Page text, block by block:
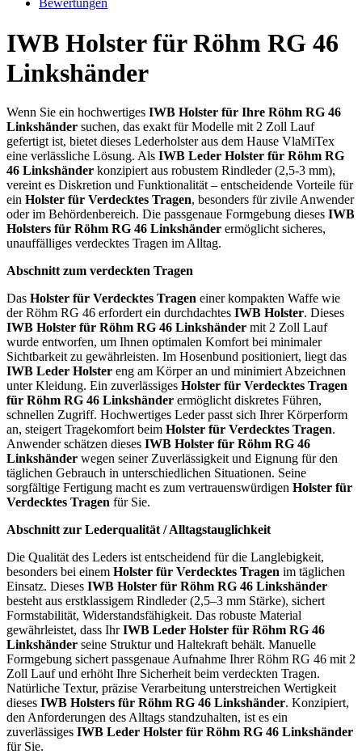
Bewertungen
IWB Holster für Röhm RG 46
Linkshänder
Wenn Sie ein hochwertiges IWB Holster für Ihre Röhm RG 46
Linkshänder suchen, das exakt für Modelle mit 2 Zoll Lauf
gefertigt ist, bietet dieses Lederholster aus dem Hause VlaMiTex
eine verlässliche Lösung. Als IWB Leder Holster für Röhm RG
46 Linkshänder konzipiert aus robustem Rindleder (2,5-3 mm),
vereint es Diskretion und Funktionalität – entscheidende Vorteile für
ein Holster für Verdecktes Tragen, besonders für zivile Anwender
oder im Behördenbereich. Die passgenaue Formgebung dieses IWB
Holsters für Röhm RG 46 Linkshänder ermöglicht sicheres,
unauffälliges verdecktes Tragen im Alltag.
Abschnitt zum verdeckten Tragen
Das Holster für Verdecktes Tragen einer kompakten Waffe wie
der Röhm RG 46 erfordert ein durchdachtes IWB Holster. Dieses
IWB Holster für Röhm RG 46 Linkshänder mit 2 Zoll Lauf
wurde entworfen, um Ihnen optimalen Komfort bei minimaler
Sichtbarkeit zu gewährleisten. Im Hosenbund positioniert, liegt das
IWB Leder Holster eng am Körper an und minimiert Abzeichnen
unter Kleidung. Ein zuverlässiges Holster für Verdecktes Tragen
für Röhm RG 46 Linkshänder ermöglicht diskretes Führen,
schnellen Zugriff. Hochwertiges Leder passt sich Ihrer Körperform
an, steigert Tragekomfort beim Holster für Verdecktes Tragen.
Anwender schätzen dieses IWB Holster für Röhm RG 46
Linkshänder wegen seiner Zuverlässigkeit und Eignung für den
täglichen Gebrauch in unterschiedlichen Situationen. Seine
sorgfältige Fertigung macht es zum vertrauenswürdigen Holster für
Verdecktes Tragen für Sie.
Abschnitt zur Lederqualität / Alltagstauglichkeit
Die Qualität des Leders ist entscheidend für die Langlebigkeit,
besonders bei einem Holster für Verdecktes Tragen im täglichen
Einsatz. Dieses IWB Holster für Röhm RG 46 Linkshänder
besteht aus erstklassigem Rindleder (2,5–3 mm Stärke), sichert
Formstabilität, Widerstandsfähigkeit. Das robuste Material
gewährleistet, dass IhrIWB Leder Holster für Röhm RG 46
Linkshänder seine Struktur und Haltekraft behält. Manuelle
Formgebung sichert passgenaue Aufnahme Ihrer Röhm RG 46 mit 2
Zoll Lauf und erhöht Ihre Sicherheit beim verdeckten Tragen.
Natürliche Textur, präzise Verarbeitung unterstreichen Wertigkeit
dieses IWB Holsters für Röhm RG 46 Linkshänder. Konzipiert,
den Anforderungen des Alltags standzuhalten, ist es ein
zuverlässiges IWB Leder Holster für Röhm RG 46 Linkshänder
für Sie.